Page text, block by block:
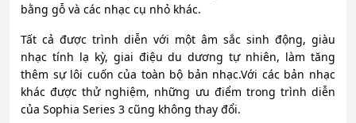
bằng gỗ và các nhạc cụ nhỏ khác.
Tất cả được trình diễn với một âm sắc sinh động, giàu
nhạc tính lạ kỳ, giai điệu du dương tự nhiên, làm tăng
thêm sự lôi cuốn của toàn bộ bản nhạc.Với các bản nhạc
khác được thử nghiệm, những ưu điểm trong trình diễn
của Sophia Series 3 cũng không thay đổi.